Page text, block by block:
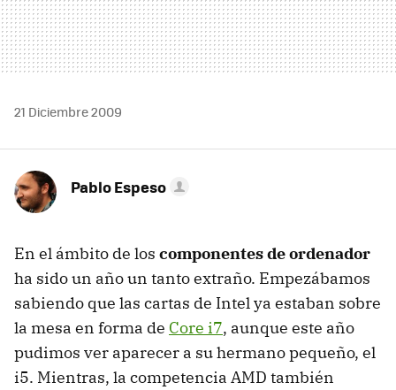
21 Diciembre 2009
Pablo Espeso
En el ámbito de los componentes de ordenador
ha sido un año un tanto extraño. Empezábamos
sabiendo que las cartas de Intel ya estaban sobre
la mesa en forma de Core i7, aunque este año
pudimos ver aparecer a su hermano pequeño, el
i5. Mientras, la competencia AMD también